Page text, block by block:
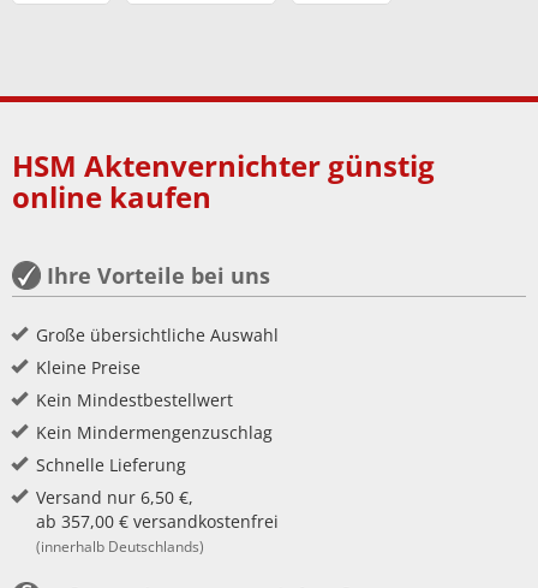
HSM Aktenvernichter günstig
online kaufen
Ihre Vorteile bei uns
Große übersichtliche Auswahl
Kleine Preise
Kein Mindestbestellwert
Kein Mindermengenzuschlag
Schnelle Lieferung
Versand nur 6,50 €,
ab 357,00 € versandkostenfrei
(innerhalb Deutschlands)